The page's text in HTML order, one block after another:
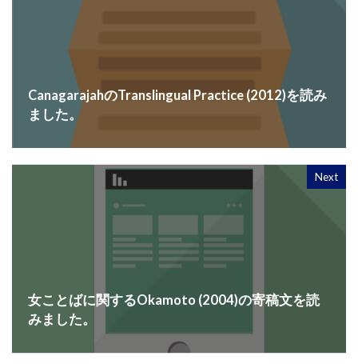
CanagarajahのTranslingual Practice (2012)を読み
ました。
Next
女ことばに関するOkamoto (2004)の寄稿文を読
みました。